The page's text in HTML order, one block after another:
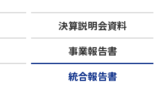
決算説明会資料
事業報告書
統合報告書